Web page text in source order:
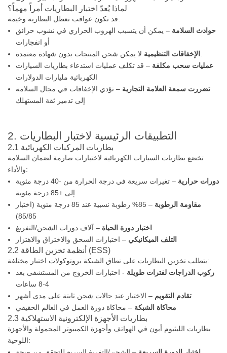
لماذا يُعدّ اختبار البطاريات أمراً مهماً؟
قد تكون عواقب تعطل البطارية وخيمة:
حوادث السلامة – يمكن أن يتسبب الهروب الحراري في نشوب حرائق
أو انفجارات
الإخفاقات التنظيمية
عمليات سحب مكلفة – قد تكلف عمليات استدعاء بطاريات السيارات
الكهربائية مليارات الدولارات
تضررت سمعة العلامة التجارية – تؤدي الإخفاقات في مجال السلامة
إلى تدمير ثقة المستهلك
2. التطبيقات الرئيسية لاختبار البطاريات
2.1 بطاريات المركبات الكهربائية
تخضع بطاريات السيارات الكهربائية لاختبارات صارمة لضمان السلامة
والأداء:
دورات حرارية
– تغيرات سريعة في درجة الحرارة من -40 درجة مئوية
إلى +85 درجة مئوية
مقاومة الرطوبة
– 85% رطوبة نسبية عند 85 درجة مئوية (اختبار
85/85)
اختبار دورة الحياة – آلاف دورات الشحن/التفريغ
التلف الميكانيكي – اختبارات السحق والاختراق والاهتزاز
2.2 أنظمة تخزين الطاقة (ESS)
يتطلب تخزين البطاريات على نطاق الشبكة بروتوكولات اختبار مختلفة:
ركوب الدراجات لفترات طويلة - اختبارات الخروج من المستشفى بعد
4-8 ساعات
تقادم التقويم – الاختبار عند حالات شحن ثابتة على مدى أشهر
محاكاة الشبكة – محاكاة دورة العمل في العالم الحقيقي
2.3 بطاريات الأجهزة الإلكترونية الاستهلاكية
بطاريات الليثيوم أيون في الهواتف وأجهزة الكمبيوتر المحمولة والأجهزة
اللوحية: